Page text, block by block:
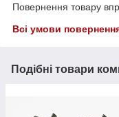
Повернення товару
Всі умови
Подібні товари